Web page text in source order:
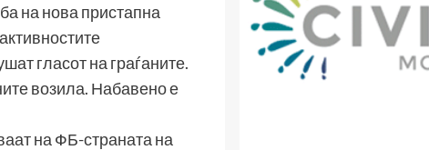
на нова пристапна
гласот на граѓаните.
возила. Набавено е
на ФБ-страната на